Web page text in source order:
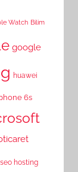
Watch Bilim
google
huawei
6s
seo hosting